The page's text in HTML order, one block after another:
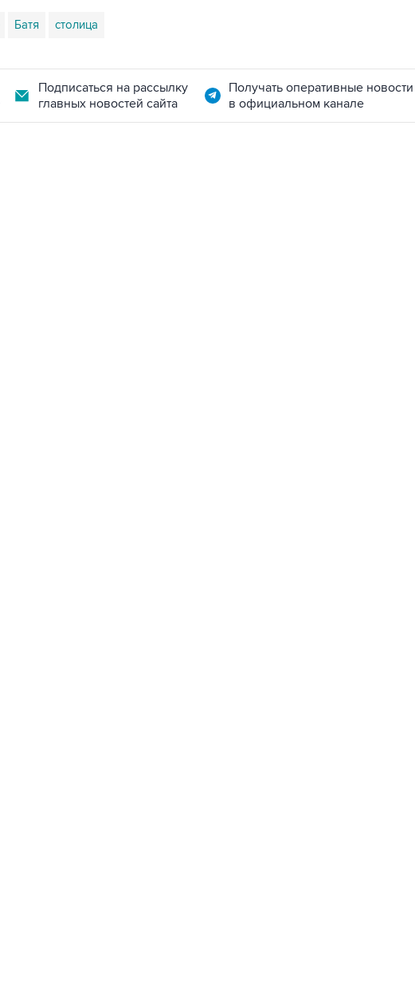
Батя столица
Подписаться на рассылку
главных новостей сайта
Получать оперативные новости
в официальном канале